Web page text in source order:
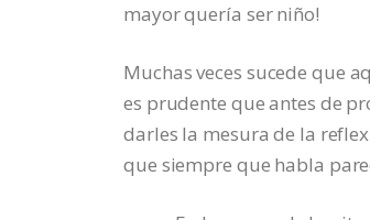
mayor quería ser niño!
Muchas veces sucede que
es prudente que antes de
darles la mesura de la
que siempre que habla